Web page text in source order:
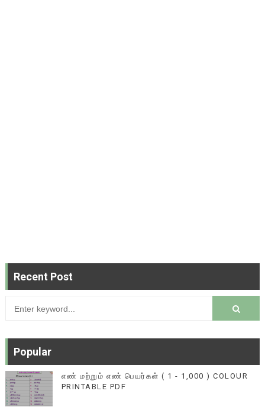
Recent Post
Popular
எண் மற்றும் எண் பெயர்கள் ( 1 - 1,000 ) COLOUR
PRINTABLE PDF